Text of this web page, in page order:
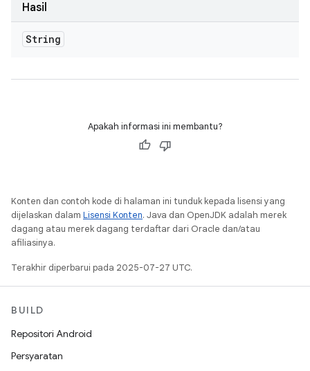
Hasil
String
Apakah informasi ini membantu?
Konten dan contoh kode di halaman ini tunduk kepada lisensi yang
dijelaskan dalam Lisensi Konten. Java dan OpenJDK adalah merek
dagang atau merek dagang terdaftar dari Oracle dan/atau
afiliasinya.
Terakhir diperbarui pada 2025-07-27 UTC.
BUILD
Repositori Android
Persyaratan